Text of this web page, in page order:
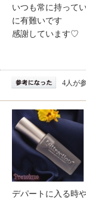
いつも常に持って
に有難いです
感謝しています♡
4人が
デパートに入る時